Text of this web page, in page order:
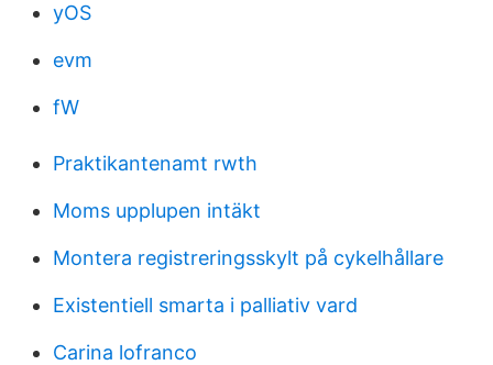
yOS
evm
fW
Praktikantenamt rwth
Moms upplupen intäkt
Montera registreringsskylt på cykelhållare
Existentiell smarta i palliativ vard
Carina lofranco